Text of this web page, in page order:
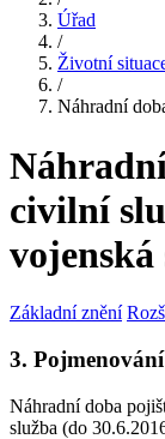
Úřad
/
Životní
/
Náhradní
civilní
vojenská
Základní znění
3.
Náhradní doba
služba (do